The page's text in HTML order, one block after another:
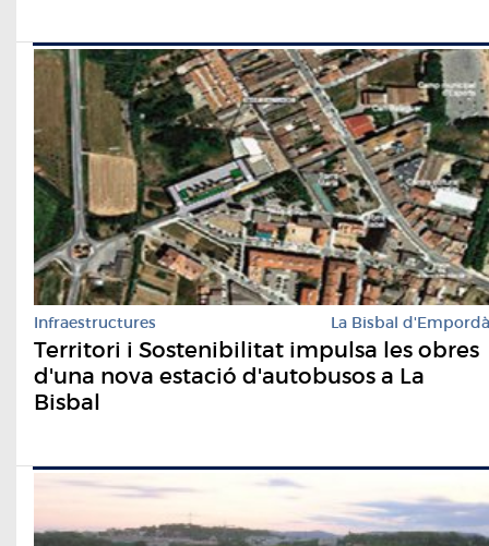
Infraestructures La Bisbal d'Empordà
​Territori i Sostenibilitat impulsa les obres
d'una nova estació d'autobusos a La
Bisbal